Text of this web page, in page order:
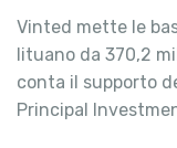
Vinted mette le
lituano da 370,2
conta il supporto
Principal